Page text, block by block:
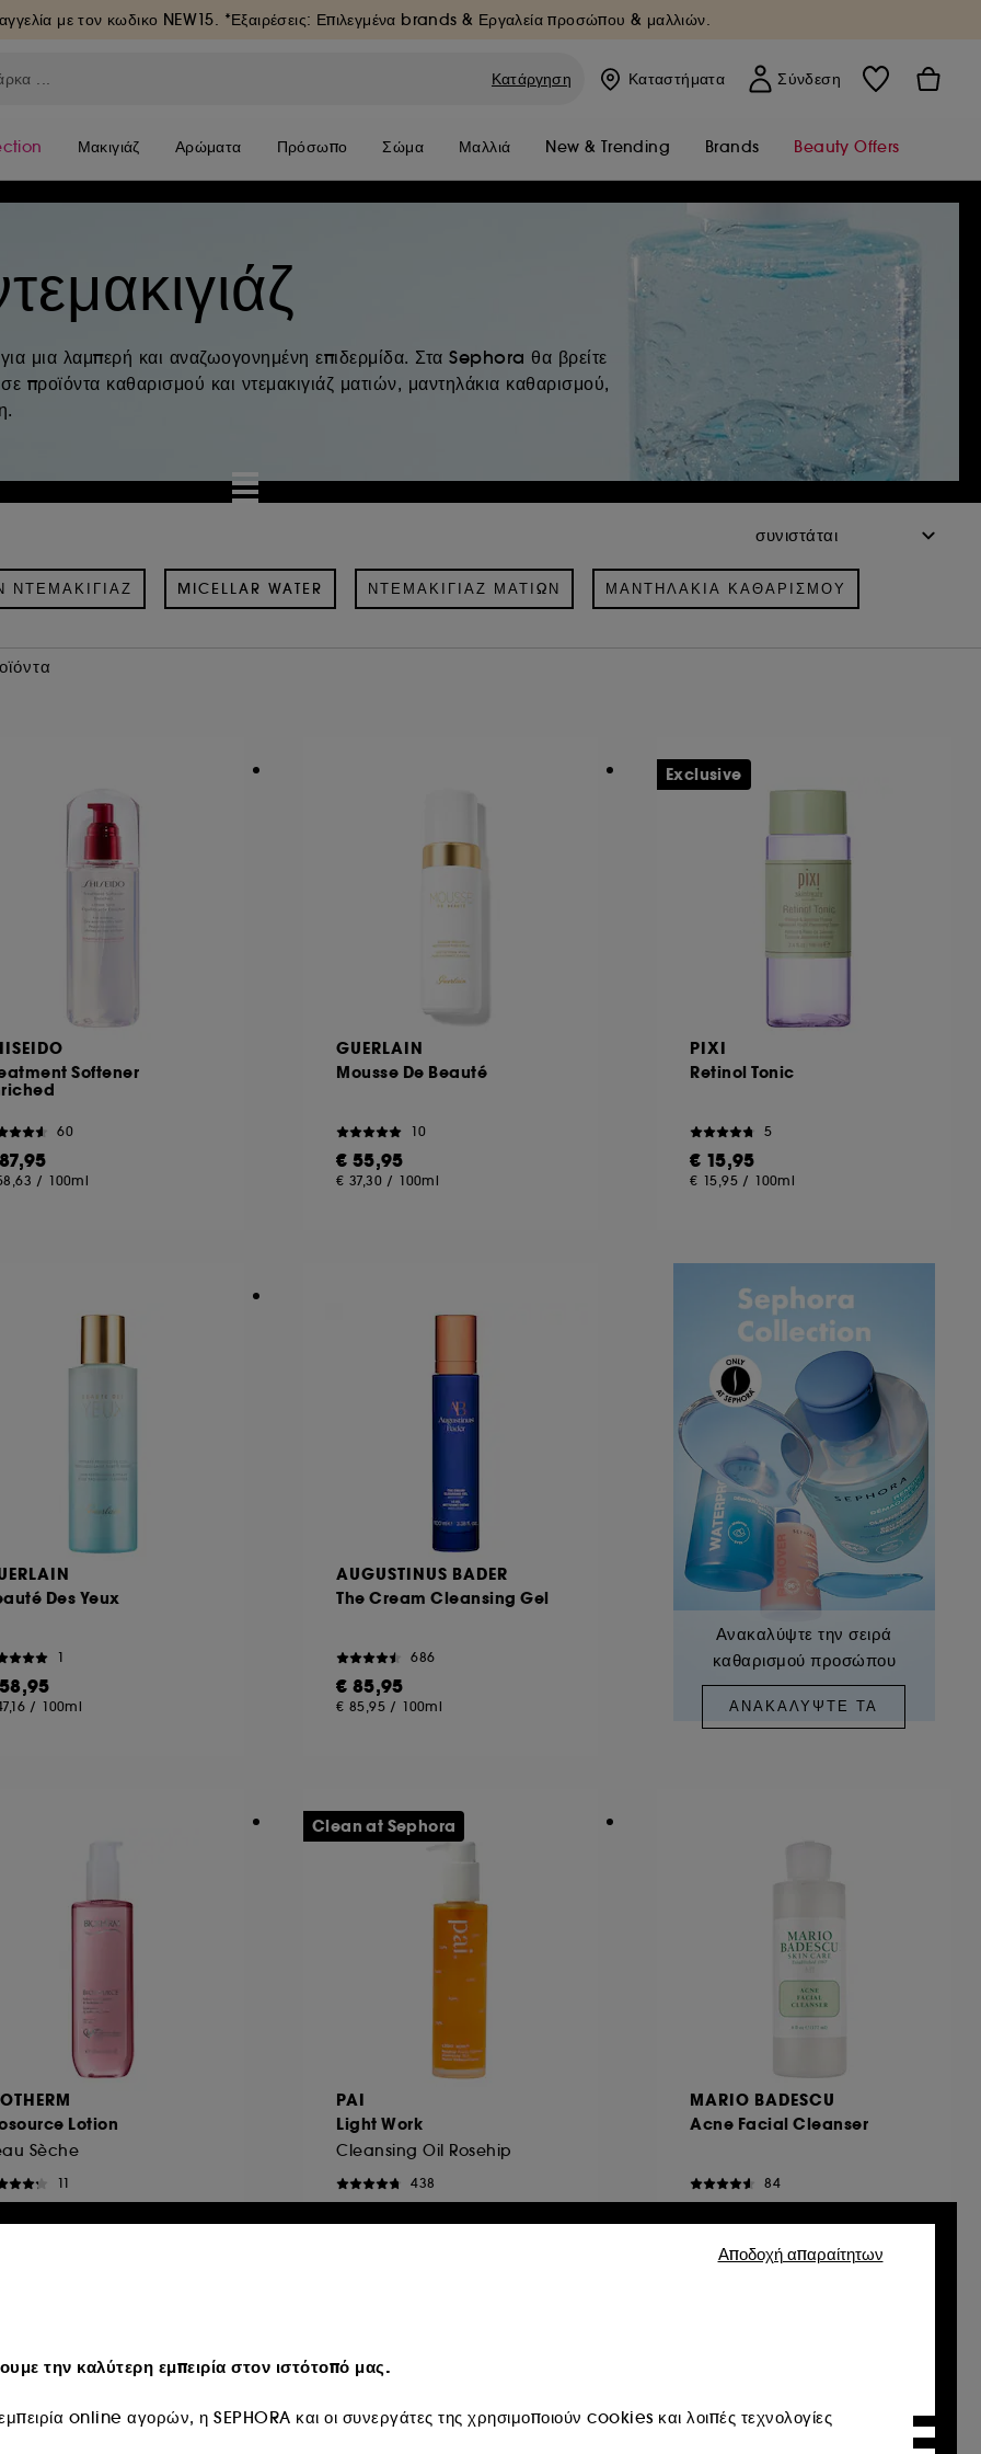
με τον κωδικο NEW15. *Εξαιρέσεις: Επιλεγμένα brands & Εργαλεία προσώπου & μαλλιών.
Κατάργηση Καταστήματα Σύνδεση
Μακιγιάζ Αρώματα Πρόσωπο Σώμα Μαλλιά New & Trending Brands Beauty Offers
μια λαμπερή και αναζωογονημένη επιδερμίδα. Στα Sephora θα βρείτε
προϊόντα καθαρισμού και ντεμακιγιάζ ματιών, μαντηλάκια καθαρισμού,
ΝΤΕΜΑΚΙΓΙΆΖ MICELLAR WATER ΝΤΕΜΑΚΙΓΙΆΖ ΜΑΤΙΏΝ ΜΑΝΤΗΛΆΚΙΑ ΚΑΘΑΡΙΣΜΟΎ
Softener
60
/ 100ml
GUERLAIN
Mousse De Beauté
10
€ 55,95
€ 37,30 / 100ml
PIXI
Retinol Tonic
5
€ 15,95
€ 15,95 / 100ml
Exclusive
Des Yeux
1
/ 100ml
AUGUSTINUS BADER
The Cream Cleansing Gel
686
€ 85,95
€ 85,95 / 100ml
Ανακαλύψτε την σειρά
καθαρισμού προσώπου
ΑΝΑΚΑΛΎΨΤΕ ΤΑ
Lotion
Sèche
11
PAI
Light Work
Cleansing Oil Rosehip
438
Clean at Sephora
MARIO BADESCU
Acne Facial Cleanser
84
την καλύτερη εμπειρία στον ιστότοπό μας.
online αγορών, η SEPHORA και οι συνεργάτες της χρησιμοποιούν cookies και λοιπές τεχνολογίες
Αποδοχή απαραίτητων